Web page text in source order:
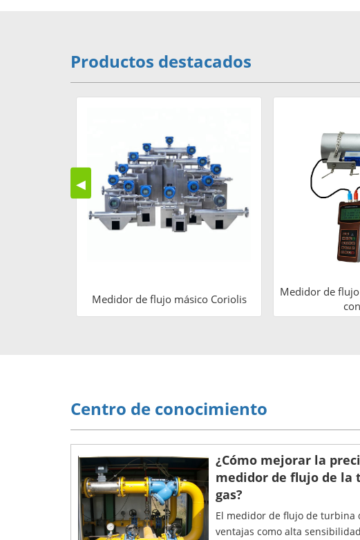
Productos destacados
Medidor de flujo másico Coriolis
Medidor de
◀
Centro de conocimiento
¿Cómo mejorar la
medidor de flujo de la
gas?
El medidor de flujo de turbina
ventajas como alta